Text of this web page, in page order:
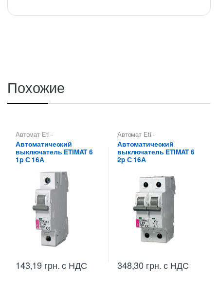
Похожие
Автомат Eti -
Автоматические
выключатели Eti,
Автоматические
выключатели Etimat
Автоматические
выключатели Etimat 6 (6 kA)
Автоматический
выключатель ETIMAT 6
1p С 16А
143,19 грн.с НДС
Автомат Eti -
Автоматические
выключатели Eti,
Автоматические
выключатели Etimat
Автоматические
Автоматический
выключатель ETIMAT 6
2p С 16А
348,30 грн.с НДС